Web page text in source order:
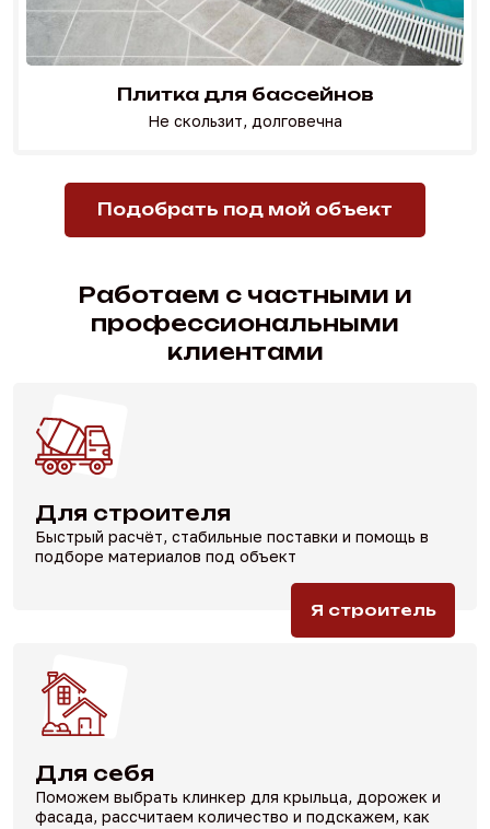
Плитка для бассейнов
Не скользит, долговечна
Подобрать под мой объект
Работаем с частными и
профессиональными
клиентами
Для строителя
Быстрый расчёт, стабильные поставки и помощь в
подборе материалов под объект
Я строитель
Для себя
Поможем выбрать клинкер для крыльца, дорожек и
фасада, рассчитаем количество и подскажем, как